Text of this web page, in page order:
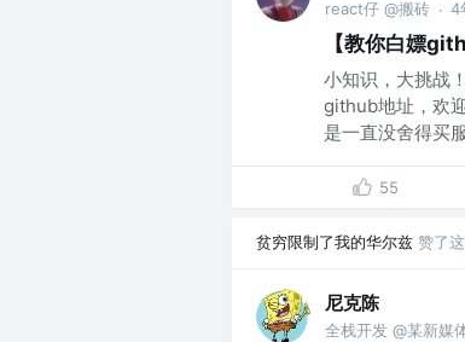
react仔 @搬砖 · 4
【教你白嫖
小知识，大挑战
github地址，欢
是一直没舍得买
55
贫穷限制了我的华尔兹 赞了
尼克陈
全栈开发 @某新媒